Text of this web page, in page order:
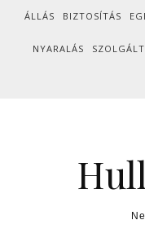
Skip to content
ÁLLÁS BIZTOSÍTÁS
NYARALÁS